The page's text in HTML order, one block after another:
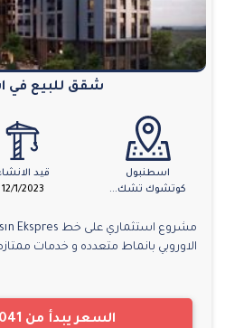
شقق للبيع في
اسطنبول
كوتشوك تشك...
قيد
12/1/2023
الاوروبي بانماط متعدده و خدمات
السعر يبدأ من